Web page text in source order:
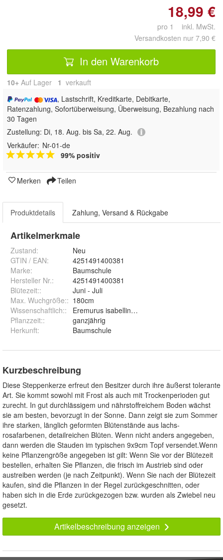
18,99 €
pro 1 inkl. MwSt.
Versandkosten nur 7,90 €
In den Warenkorb
10+ Auf Lager 1 verkauft
, Lastschrift, Kreditkarte, Debitkarte,
Ratenzahlung, Sofortüberweisung, Überweisung, Bezahlung nach
30 Tagen
Zustellung: Di, 18. Aug. bis Sa, 22. Aug.
Verkäufer: Nr-01-de
99% positiv
Merken Teilen
Produktdetails Zahlung, Versand & Rückgabe
Artikelmerkmale
Zustand:
Neu
GTIN / EAN:
4251491400381
Marke:
Baumschule
Hersteller Nr.:
4251491400381
Blütezeit::
Juni - Juli
Max. Wuchgröße:: 180cm
Wissenschaftlich::
Eremurus isabellinus Romance
Pflanzzeit::
ganzjährig
Herkunft: Baumschule
Kurzbeschreibung
Diese Steppenkerze erfreut den Besitzer durch ihre äußerst tolerante
Art. Sie kommt sowohl mit Frost als auch mit Trockenperioden gut
zurecht. In gut durchlässigem und nährstoffreichem Boden wächst
sie am besten, bevorzugt in der Sonne. Dann zeigt sie zum Sommer
ihre starken, länglich geformten Blütenstände aus lachs-
rosafarbenen, detailreichen Blüten. Wenn nicht anders angegeben,
dann werden die Stauden im typischen 9x9cm Topf versendet.Wenn
keine Pflanzengröße angegeben ist gilt: Wenn Sie vor der Blütezeit
bestellen, erhalten Sie Pflanzen, die frisch im Austrieb sind oder
austreiben werden (je nach Zeitpunkt). Wenn Sie nach der Blütezeit
kaufen, sind die Pflanzen in der Regel zurückgeschnitten, oder
haben sich in die Erde zurückgezogen bzw. wurden als Zwiebel neu
gesetzt.
Artikelbeschreibung anzeigen